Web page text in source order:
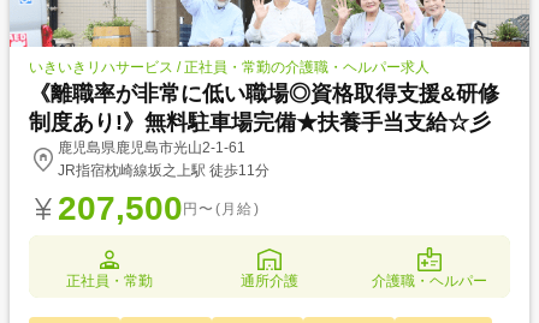
いきいきリハサービス / 正社員・常勤の介護職・ヘルパー求人
《離職率が非常に低い職場◎資格取得支援&研修
制度あり!》無料駐車場完備★扶養手当支給☆彡
鹿児島県鹿児島市光山2-1-61
JR指宿枕崎線坂之上駅 徒歩11分
207,500 円〜(月給)
正社員・常勤 通所介護 介護職・ヘルパー